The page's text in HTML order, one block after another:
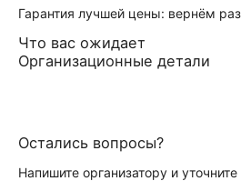
Гарантия лучшей цены: вернём
Что вас ожидает
Организационные детали
Остались вопросы?
Напишите организатору и